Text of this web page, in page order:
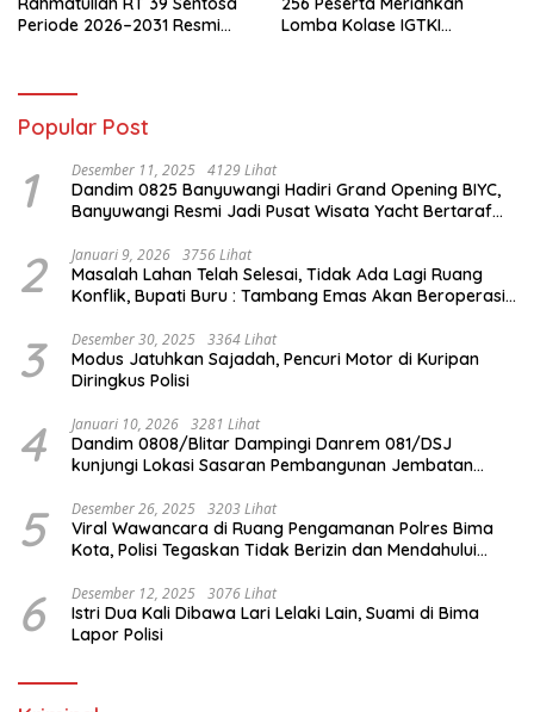
Periode 2026–2031 Resmi
Lomba Kolase IGTKI
Popular Post
1 Desember 11, 2025 4129 Lihat
Dandim 0825 Banyuwangi Hadiri Grand Opening BIYC,
Banyuwangi Resmi Jadi Pusat Wisata Yacht Bertaraf
2 Januari 9, 2026 3756 Lihat
Masalah Lahan Telah Selesai, Tidak Ada Lagi Ruang
Konflik, Bupati Buru : Tambang Emas Akan Beroperasi
3 Desember 30, 2025 3364 Lihat
Modus Jatuhkan Sajadah, Pencuri Motor di Kuripan
Diringkus Polisi
4 Januari 10, 2026 3281 Lihat
Dandim 0808/Blitar Dampingi Danrem 081/DSJ
kunjungi Lokasi Sasaran Pembangunan Jembatan
5 Desember 26, 2025 3203 Lihat
Viral Wawancara di Ruang Pengamanan Polres Bima
Kota, Polisi Tegaskan Tidak Berizin dan Mendahului
6 Desember 12, 2025 3076 Lihat
Istri Dua Kali Dibawa Lari Lelaki Lain, Suami di Bima
Lapor Polisi